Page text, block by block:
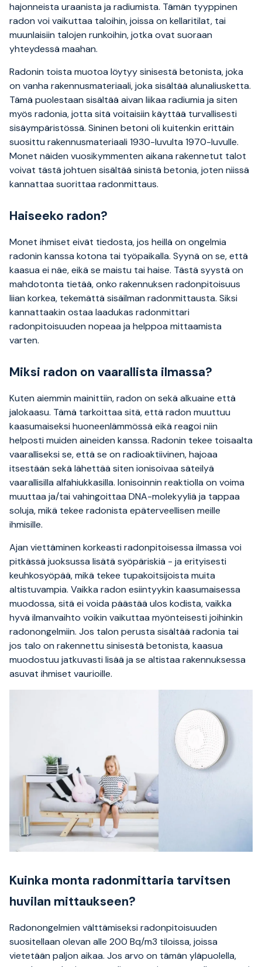
hajonneista uraanista ja radiumista. Tämän tyyppinen
radon voi vaikuttaa taloihin, joissa on kellaritilat, tai
muunlaisiin talojen runkoihin, jotka ovat suoraan
yhteydessä maahan.
Radonin toista muotoa löytyy sinisestä betonista, joka
on vanha rakennusmateriaali, joka sisältää alunaliusketta.
Tämä puolestaan ​​sisältää aivan liikaa radiumia ja siten
myös radonia, jotta sitä voitaisiin käyttää turvallisesti
sisäympäristössä. Sininen betoni oli kuitenkin erittäin
suosittu rakennusmateriaali 1930-luvulta 1970-luvulle.
Monet näiden vuosikymmenten aikana rakennetut talot
voivat tästä johtuen sisältää sinistä betonia, joten niissä
kannattaa suorittaa radonmittaus.
Haiseeko radon?
Monet ihmiset eivät tiedosta, jos heillä on ongelmia
radonin kanssa kotona tai työpaikalla. Syynä on se, että
kaasua ei näe, eikä se maistu tai haise. Tästä syystä on
mahdotonta tietää, onko rakennuksen radonpitoisuus
liian korkea, tekemättä sisäilman radonmittausta. Siksi
kannattaakin ostaa laadukas radonmittari
radonpitoisuuden nopeaa ja helppoa mittaamista
varten.
Miksi radon on vaarallista ilmassa?
Kuten aiemmin mainittiin, radon on sekä alkuaine että
jalokaasu. Tämä tarkoittaa sitä, että radon muuttuu
kaasumaiseksi huoneenlämmössä eikä reagoi niin
helposti muiden aineiden kanssa. Radonin tekee toisaalta
vaaralliseksi se, että se on radioaktiivinen, hajoaa
itsestään sekä lähettää siten ionisoivaa säteilyä
vaarallisilla alfahiukkasilla. Ionisoinnin reaktiolla on voima
muuttaa ja/tai vahingoittaa DNA-molekyyliä ja tappaa
soluja, mikä tekee radonista epäterveellisen meille
ihmisille.
Ajan viettäminen korkeasti radonpitoisessa ilmassa voi
pitkässä juoksussa lisätä syöpäriskiä - ja erityisesti
keuhkosyöpää, mikä tekee tupakoitsijoista muita
altistuvampia. Vaikka radon esiintyykin kaasumaisessa
muodossa, sitä ei voida päästää ulos kodista, vaikka
hyvä ilmanvaihto voikin vaikuttaa myönteisesti joihinkin
radonongelmiin. Jos talon perusta sisältää radonia tai
jos talo on rakennettu sinisestä betonista, kaasua
muodostuu jatkuvasti lisää ja se altistaa rakennuksessa
asuvat ihmiset vaurioille.
Kuinka monta radonmittaria tarvitsen
huvilan mittaukseen?
Radonongelmien välttämiseksi radonpitoisuuden
suositellaan olevan alle 200 Bq/m3 tiloissa, joissa
vietetään paljon aikaa. Jos arvo on tämän yläpuolella,